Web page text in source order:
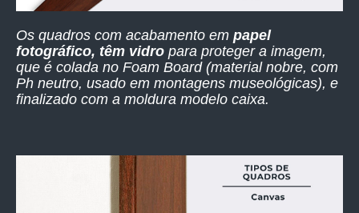
Os quadros com acabamento em papel
fotográfico, têm vidro para proteger a imagem,
que é colada no Foam Board (material nobre, com
Ph neutro, usado em montagens museológicas), e
finalizado com a moldura modelo caixa.